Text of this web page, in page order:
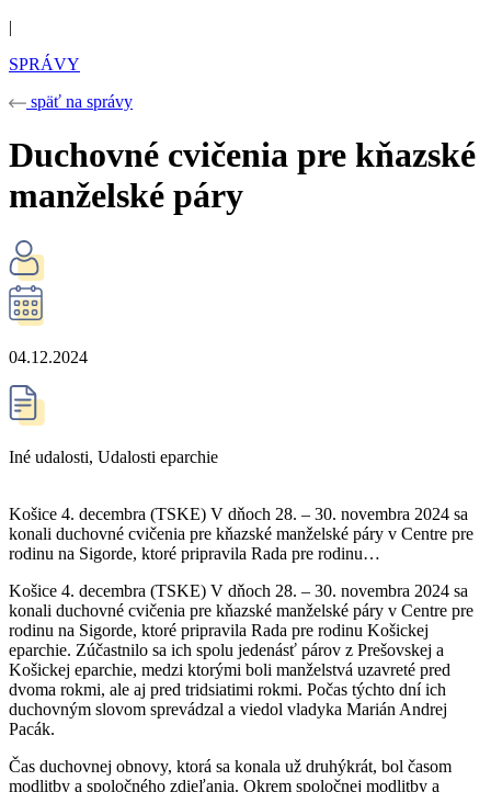
|
SPRÁVY
späť na správy
Duchovné cvičenia pre kňazské
manželské páry
04.12.2024
Iné udalosti, Udalosti eparchie
Košice 4. decembra (TSKE) V dňoch 28. – 30. novembra 2024 sa
konali duchovné cvičenia pre kňazské manželské páry v Centre pre
rodinu na Sigorde, ktoré pripravila Rada pre rodinu…
Košice 4. decembra (TSKE) V dňoch 28. – 30. novembra 2024 sa
konali duchovné cvičenia pre kňazské manželské páry v Centre pre
rodinu na Sigorde, ktoré pripravila Rada pre rodinu Košickej
eparchie. Zúčastnilo sa ich spolu jedenásť párov z Prešovskej a
Košickej eparchie, medzi ktorými boli manželstvá uzavreté pred
dvoma rokmi, ale aj pred tridsiatimi rokmi. Počas týchto dní ich
duchovným slovom sprevádzal a viedol vladyka Marián Andrej
Pacák.
Čas duchovnej obnovy, ktorá sa konala už druhýkrát, bol časom
modlitby a spoločného zdieľania. Okrem spoločnej modlitby a